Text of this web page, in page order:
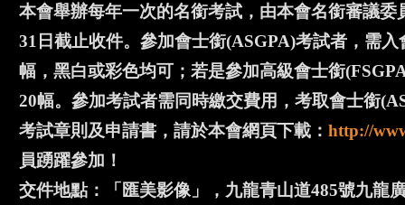
本會舉辦每年一次的名銜考試，由本會名銜審議
31日截止收件。參加會士銜(ASGPA)考試者，需
幅，黑白或彩色均可；若是參加高級會士銜
20幅。參加考試者需同時繳交費用，考取會士銜
考試章則及申請書，請於本會網頁下載： http://
員踴躍參加！
交件地點：「匯美影像」，九龍青山道485號九龍